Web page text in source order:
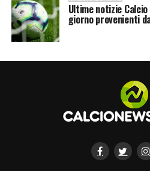
Ultime notizie
giorno provenienti